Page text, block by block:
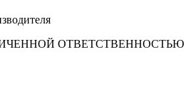
ОТВЕТСТВЕННОСТЬЮ